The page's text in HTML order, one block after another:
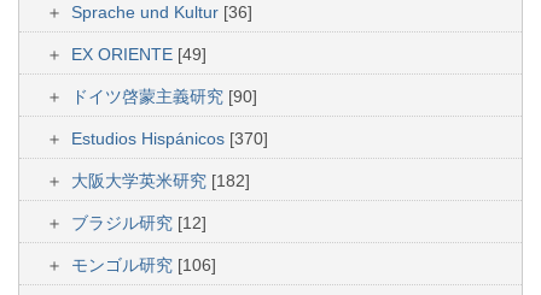
Sprache und Kultur [36]
EX ORIENTE [49]
ドイツ啓蒙主義研究 [90]
Estudios Hispánicos [370]
大阪大学英米研究 [182]
ブラジル研究 [12]
モンゴル研究 [106]